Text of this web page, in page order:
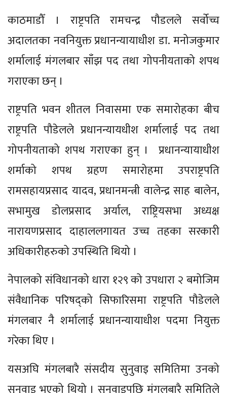
काठमाडौँ । राष्ट्रपति रामचन्द्र पौडलले सर्वोच्च
अदालतका नवनियुक्त प्रधानन्यायाधीश डा. मनोजकुमार
शर्मालाई मंगलबार साँझ पद तथा गोपनीयताको शपथ
गराएका छन् ।
राष्ट्रपति भवन शीतल निवासमा एक समारोहका बीच
राष्ट्रपति पौडेलले प्रधानन्यायधीश शर्मालाई पद तथा
गोपनीयताको शपथ गराएका हुन् । प्रधानन्यायाधीश
शर्माको शपथ ग्रहण समारोहमा उपराष्ट्रपति
रामसहायप्रसाद यादव, प्रधानमन्त्री वालेन्द्र साह बालेन,
सभामुख डोलप्रसाद अर्याल, राष्ट्रियसभा अध्यक्ष
नारायणप्रसाद दाहाललगायत उच्च तहका सरकारी
अधिकारीहरुको उपस्थिति थियो ।
नेपालको संविधानको धारा १२९ को उपधारा २ बमोजिम
संवैधानिक परिषद्को सिफारिसमा राष्ट्रपति पौडेलले
मंगलबार नै शर्मालाई प्रधानन्यायाधीश पदमा नियुक्त
गरेका थिए ।
यसअघि मंगलबारै संसदीय सुनुवाइ समितिमा उनको